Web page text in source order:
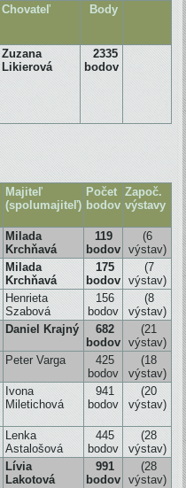
Chovateľ Body
Zuzana
Likierová
2335
bodov
Majiteľ
(spolumajiteľ)
Počet
bodov
Započ.
výstavy
Milada
Krchňavá
119
bodov
(6
výstav)
Milada
Krchňavá
175
bodov
(7
výstav)
Henrieta
Szabová
156
bodov
(8
výstav)
Daniel Krajný
682
bodov
(21
výstav)
Peter Varga
425
bodov
(18
výstav)
Ivona
Miletichová
941
bodov
(20
výstav)
Lenka
Astalošová
445
bodov
(28
výstav)
Lívia
Lakotová
991
bodov
(28
výstav)